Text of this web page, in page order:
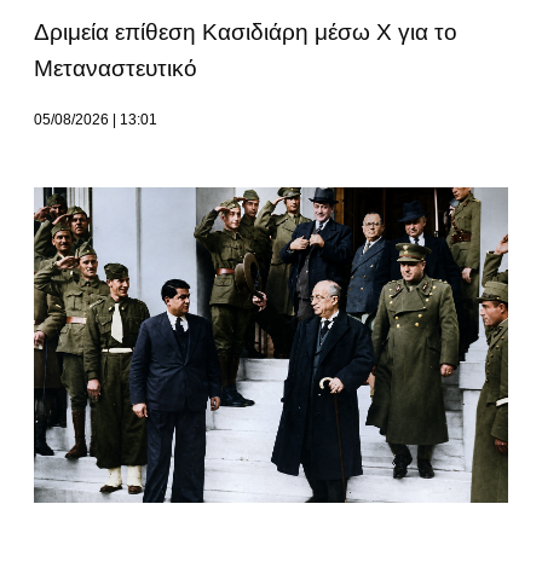
Δριμεία επίθεση Κασιδιάρη μέσω Χ για το
Μεταναστευτικό
05/08/2026 13:01